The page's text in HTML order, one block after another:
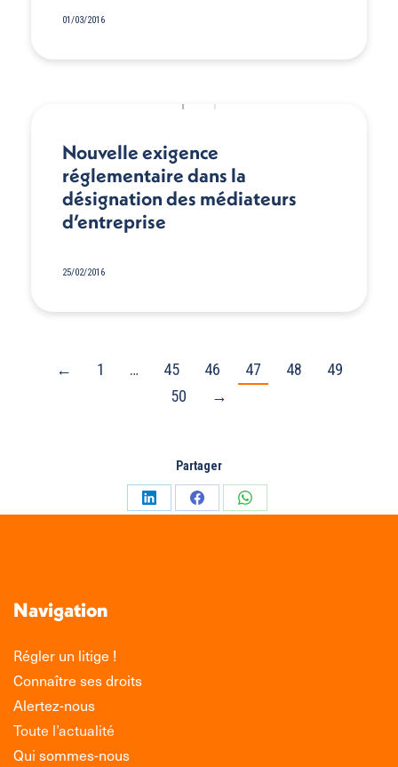
01/03/2016
Nouvelle exigence
réglementaire dans la
désignation des médiateurs
d’entreprise
25/02/2016
← 1 … 45 46 47 48
49
50
→
Partager
PartagerPartagerPartager
Navigation
Régler un litige !
Connaître ses droits
Alertez-nous
Toute l’actualité
Qui sommes-nous